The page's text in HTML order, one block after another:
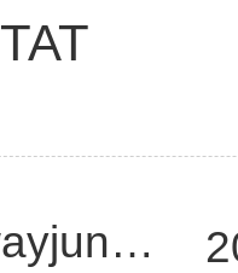
TAT
wayjun019